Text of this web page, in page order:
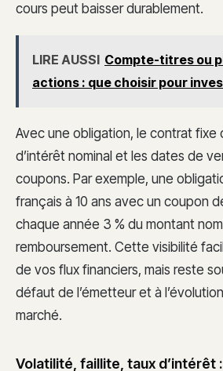
cours peut baisser durablement.
LIRE AUSSI Compte-titres ou
actions : que choisir pour
Avec une obligation, le contrat fixe
d’intérêt nominal et les dates de
coupons. Par exemple, une
français à 10 ans avec un coupon
chaque année 3 % du montant
remboursement. Cette visibilité
de vos flux financiers, mais reste
défaut de l’émetteur et à
marché.
Volatilité, faillite, taux d’intérêt